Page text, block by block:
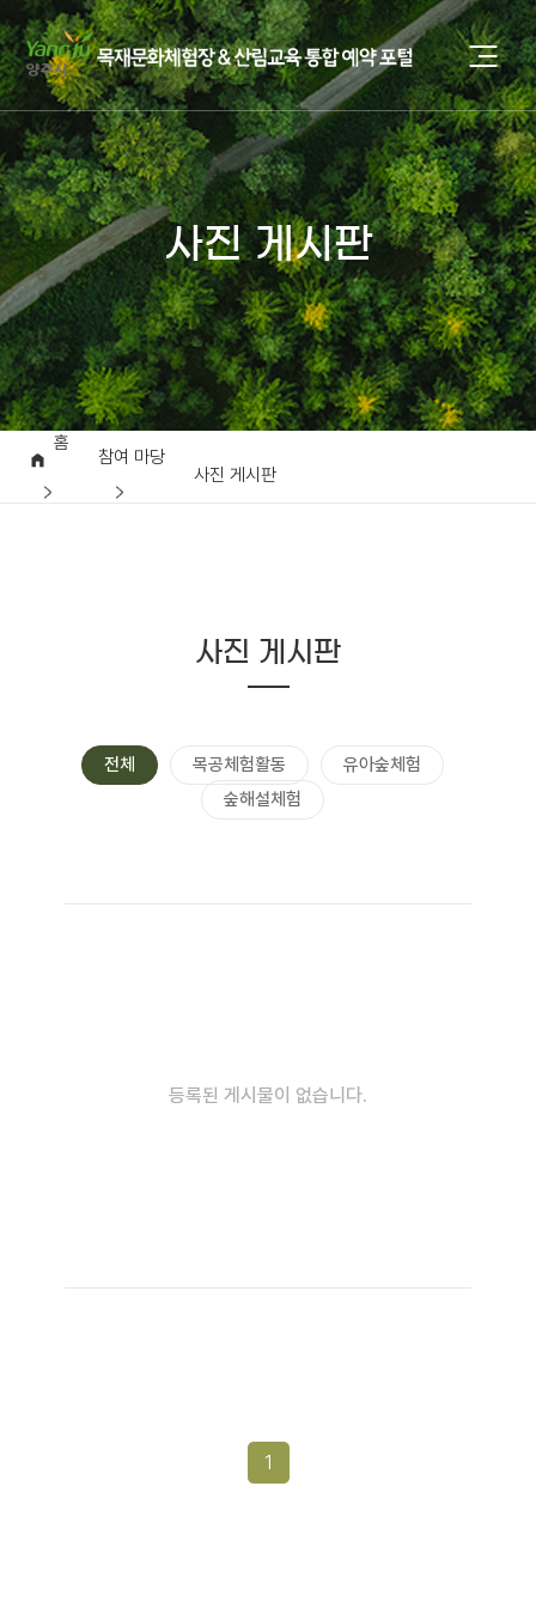
사진 게시판
홈
참여 마당
사진 게시판
사진 게시판
전체 목공체험활동
유아숲체험
숲해설체험
등록된 게시물이 없습니다.
1